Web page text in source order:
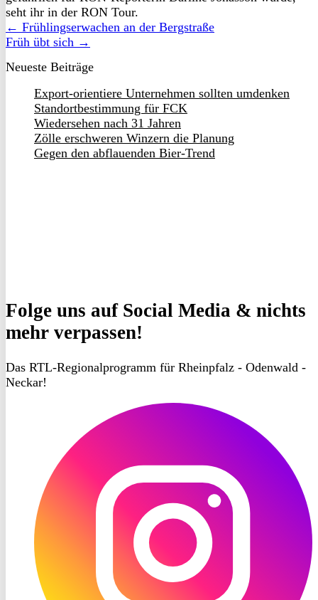
seht ihr in der RON Tour.
← Frühlingserwachen an der Bergstraße
Früh übt sich →
Neueste Beiträge
Export-orientiere Unternehmen sollten umdenken
Standortbestimmung für FCK
Wiedersehen nach 31 Jahren
Zölle erschweren Winzern die Planung
Gegen den abflauenden Bier-Trend
Folge uns auf Social Media & nichts
mehr verpassen!
Das RTL-Regionalprogramm für Rheinpfalz - Odenwald -
Neckar!
Instagram